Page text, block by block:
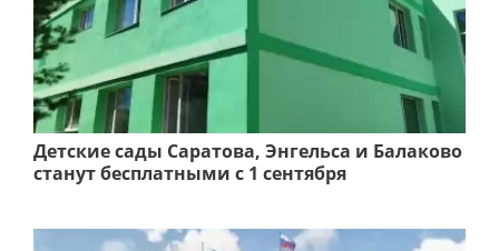
Детские сады Саратова, Энгельса и Балаково
станут бесплатными с 1 сентября